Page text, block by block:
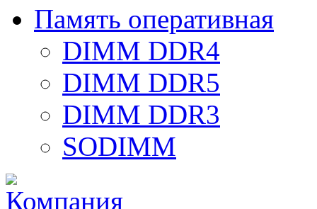
Память оперативная
DIMM DDR4
DIMM DDR5
DIMM DDR3
SODIMM